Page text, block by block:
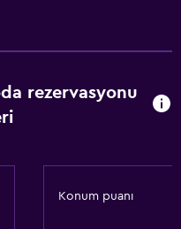
rezervasyonu
Konum puanı